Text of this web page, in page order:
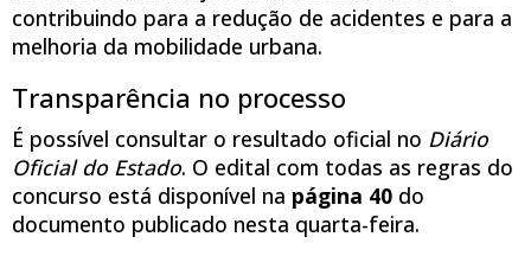
contribuindo para a redução de acidentes e para a
melhoria da mobilidade urbana.
Transparência no processo
É possível consultar o resultado oficial no Diário
Oficial do Estado. O edital com todas as regras do
concurso está disponível na página 40 do
documento publicado nesta quarta-feira.